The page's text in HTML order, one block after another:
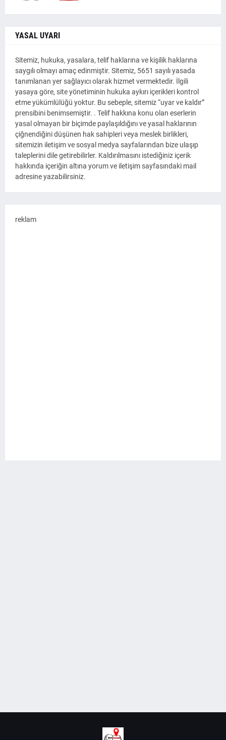
YASAL UYARI
Sitemiz, hukuka, yasalara, telif haklarına ve kişilik haklarına
saygılı olmayı amaç edinmiştir. Sitemiz, 5651 sayılı yasada
tanımlanan yer sağlayıcı olarak hizmet vermektedir. İlgili
yasaya göre, site yönetiminin hukuka aykırı içerikleri kontrol
etme yükümlülüğü yoktur. Bu sebeple, sitemiz “uyar ve kaldır”
prensibini benimsemiştir. . Telif hakkına konu olan eserlerin
yasal olmayan bir biçimde paylaşıldığını ve yasal haklarının
çiğnendiğini düşünen hak sahipleri veya meslek birlikleri,
sitemizin iletişim ve sosyal medya sayfalarından bize ulaşıp
taleplerini dile getirebilirler. Kaldırılmasını istediğiniz içerik
hakkında içeriğin altına yorum ve iletişim sayfasındaki mail
adresine yazabilirsiniz.
reklam